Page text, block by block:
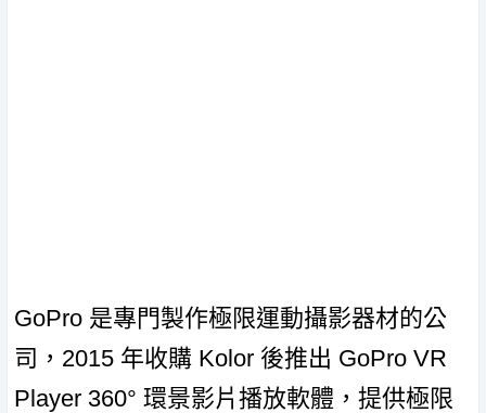
GoPro 是專門製作極限運動攝影器材的公
司，2015 年收購 Kolor 後推出 GoPro VR
Player 360° 環景影片播放軟體，提供極限